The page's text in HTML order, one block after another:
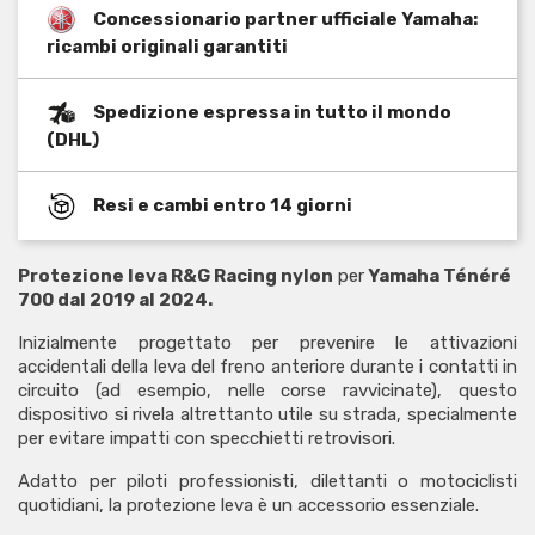
Concessionario partner ufficiale Yamaha:
ricambi originali garantiti
Spedizione espressa in tutto il mondo
(DHL)
Resi e cambi entro 14 giorni
Protezione leva R&G Racing nylon perYamaha Ténéré
700 dal 2019 al 2024.
Inizialmente progettato per prevenire le attivazioni
accidentali della leva del freno anteriore durante i contatti in
circuito (ad esempio, nelle corse ravvicinate), questo
dispositivo si rivela altrettanto utile su strada, specialmente
per evitare impatti con specchietti retrovisori.
Adatto per piloti professionisti, dilettanti o motociclisti
quotidiani, la protezione leva è un accessorio essenziale.